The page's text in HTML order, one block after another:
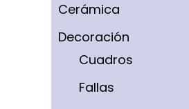
Cerámica
Decoración
Cuadros
Fallas